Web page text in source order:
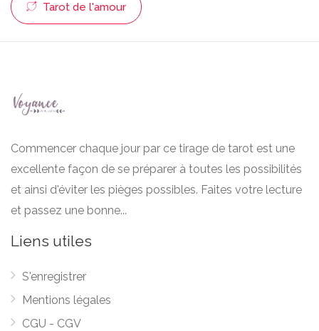
Tarot de l'amour
Commencer chaque jour par ce tirage de tarot est une
excellente façon de se préparer à toutes les possibilités
et ainsi d'éviter les pièges possibles. Faites votre lecture
et passez une bonne...
Liens utiles
S'enregistrer
Mentions légales
CGU - CGV